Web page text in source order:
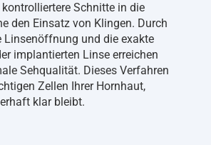
Schnitte in die
den Einsatz von Klingen. Durch
Linsenöffnung und die exakte
implantierten Linse erreichen
Sehqualität. Dieses Verfahren
Zellen Ihrer Hornhaut,
klar bleibt.